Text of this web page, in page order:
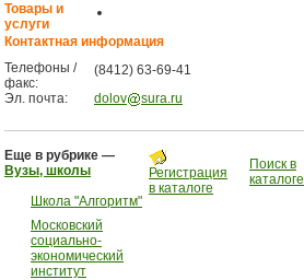
Товары и
услуги
Контактная информация
Телефоны /
факс:
(8412) 63-69-41
Эл. почта:
dolov sura.ru
Еще в рубрике —
Вузы, школы
Школа "Алгоритм"
Московский
социально-
экономический
институт
Регистрация
в каталоге
Поиск в
каталоге